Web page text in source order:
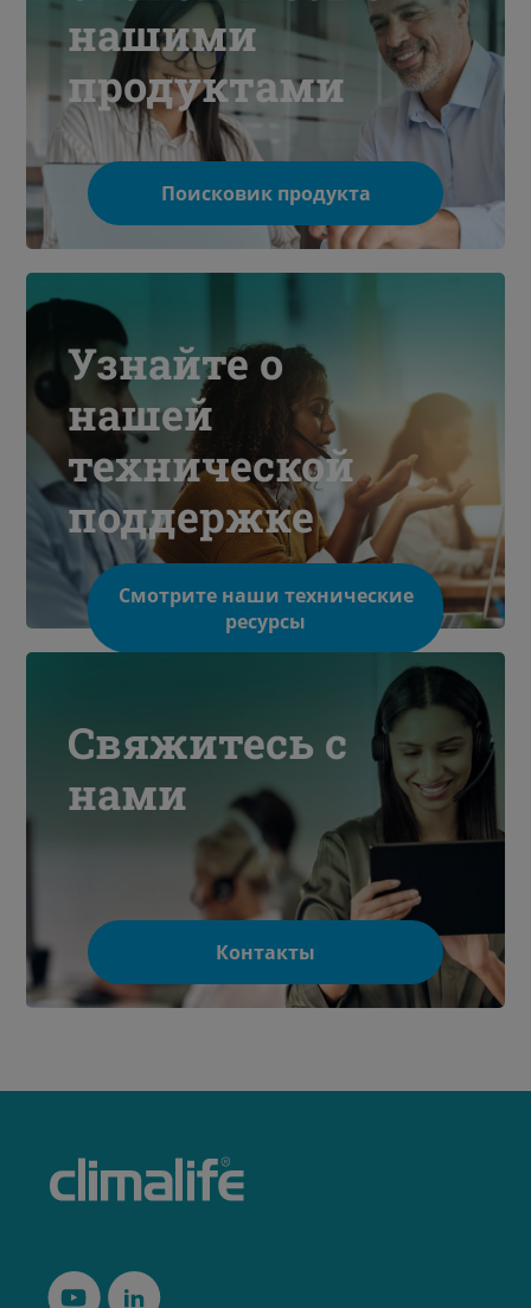
нашими
продуктами
Поисковик продукта
Узнайте о
нашей
технической
поддержке
Смотрите наши технические
ресурсы
Свяжитесь с
нами
Контакты